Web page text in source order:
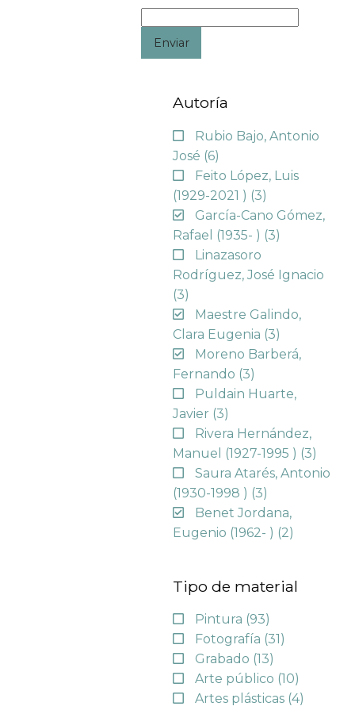
Enviar
Autoría
Rubio Bajo, Antonio
José (6)
Feito López, Luis
(1929-2021 ) (3)
García-Cano Gómez,
Rafael (1935- ) (3)
Linazasoro
Rodríguez, José Ignacio
(3)
Maestre Galindo,
Clara Eugenia (3)
Moreno Barberá,
Fernando (3)
Puldain Huarte,
Javier (3)
Rivera Hernández,
Manuel (1927-1995 ) (3)
Saura Atarés, Antonio
(1930-1998 ) (3)
Benet Jordana,
Eugenio (1962- ) (2)
Tipo de material
Pintura (93)
Fotografía (31)
Grabado (13)
Arte público (10)
Artes plásticas (4)